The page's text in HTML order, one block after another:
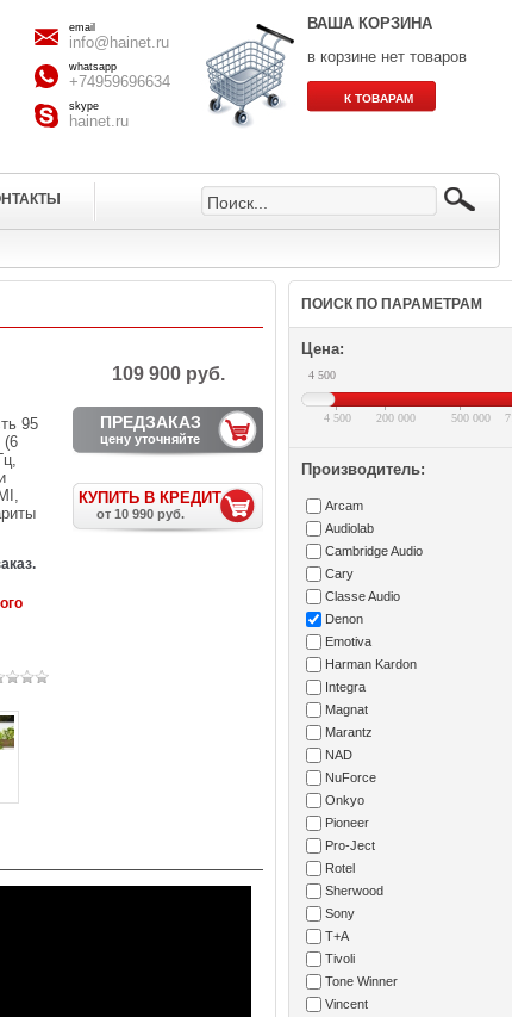
email
info@hainet.ru
whatsapp
+74959696634
skype
hainet.ru
ВАША КОРЗИНА
в корзине нет товаров
95
(6
109 900 руб.
ПРЕДЗАКАЗ
цену уточняйте
КУПИТЬ В КРЕДИТ
от 10 990 руб.
ПОИСК ПО ПАРАМЕТРАМ
Цена:
4 500
4 500 200 000 500 000
Производитель:
Arcam
Audiolab
Cambridge Audio
Cary
Classe Audio
Denon
Emotiva
Harman Kardon
Integra
Magnat
Marantz
NAD
NuForce
Onkyo
Pioneer
Pro-Ject
Rotel
Sherwood
Sony
T+A
Tivoli
Tone Winner
Vincent